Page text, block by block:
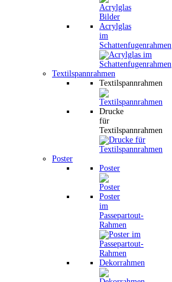
Acrylglas
im
Schattenfugenrahmen
Textilspannrahmen
Textilspannrahmen
Drucke
für
Textilspannrahmen
Poster
Poster
Poster
im
Passepartout-
Rahmen
Dekorrahmen